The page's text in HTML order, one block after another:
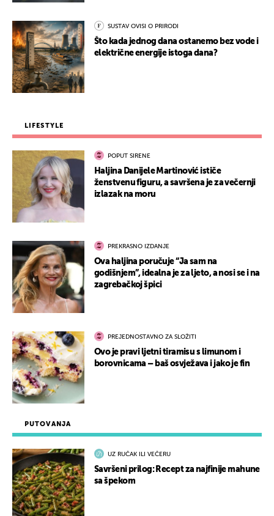
PUTOVANJA
UZ RUČAK ILI VEČERU
Savršeni prilog: Recept za najfinije mahune
sa špekom
SUSTAV OVISI O PRIRODI
Što kada jednog dana ostanemo bez vode i
električne energije istoga dana?
LIFESTYLE
POPUT SIRENE
Haljina Danijele Martinović ističe
ženstvenu figuru, a savršena je za večernji
izlazak na moru
PREKRASNO IZDANJE
Ova haljina poručuje “Ja sam na
godišnjem”, idealna je za ljeto, a nosi se i na
zagrebačkoj špici
PREJEDNOSTAVNO ZA SLOŽITI
Ovo je pravi ljetni tiramisu s limunom i
borovnicama – baš osvježava i jako je fin